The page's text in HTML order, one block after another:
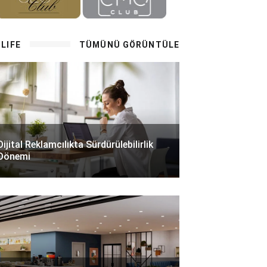
TÜMÜNÜ GÖRÜNTÜLE
Reklamcılıkta Sürdürülebilirlik